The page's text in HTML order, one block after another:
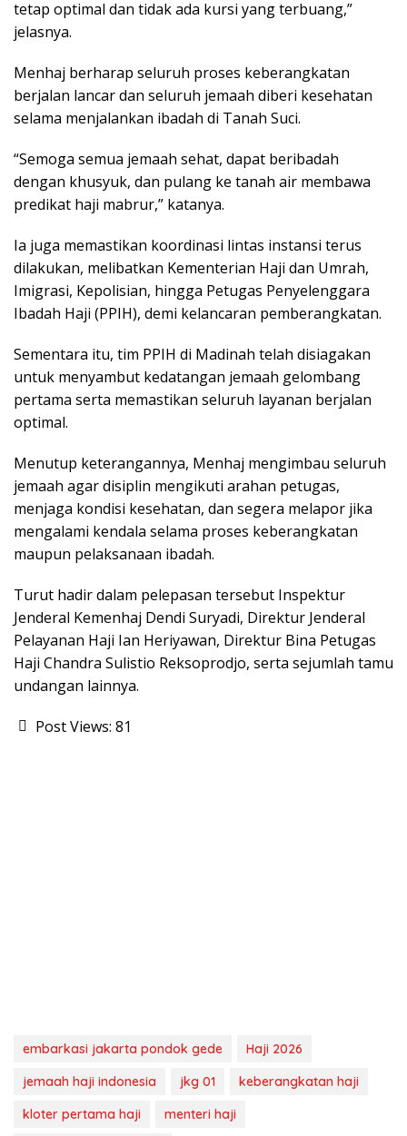
tetap optimal dan tidak ada kursi yang terbuang,”
jelasnya.
Menhaj berharap seluruh proses keberangkatan
berjalan lancar dan seluruh jemaah diberi kesehatan
selama menjalankan ibadah di Tanah Suci.
“Semoga semua jemaah sehat, dapat beribadah
dengan khusyuk, dan pulang ke tanah air membawa
predikat haji mabrur,” katanya.
Ia juga memastikan koordinasi lintas instansi terus
dilakukan, melibatkan Kementerian Haji dan Umrah,
Imigrasi, Kepolisian, hingga Petugas Penyelenggara
Ibadah Haji (PPIH), demi kelancaran pemberangkatan.
Sementara itu, tim PPIH di Madinah telah disiagakan
untuk menyambut kedatangan jemaah gelombang
pertama serta memastikan seluruh layanan berjalan
optimal.
Menutup keterangannya, Menhaj mengimbau seluruh
jemaah agar disiplin mengikuti arahan petugas,
menjaga kondisi kesehatan, dan segera melapor jika
mengalami kendala selama proses keberangkatan
maupun pelaksanaan ibadah.
Turut hadir dalam pelepasan tersebut Inspektur
Jenderal Kemenhaj Dendi Suryadi, Direktur Jenderal
Pelayanan Haji Ian Heriyawan, Direktur Bina Petugas
Haji Chandra Sulistio Reksoprodjo, serta sejumlah tamu
undangan lainnya.
Post Views: 81
embarkasi jakarta pondok gede
Haji 2026
jemaah haji indonesia
jkg 01
keberangkatan haji
kloter pertama haji
menteri haji